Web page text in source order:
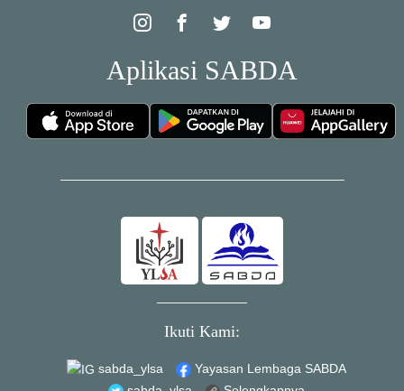
Aplikasi SABDA
Ikuti Kami:
sabda_ylsa
Yayasan Lembaga SABDA